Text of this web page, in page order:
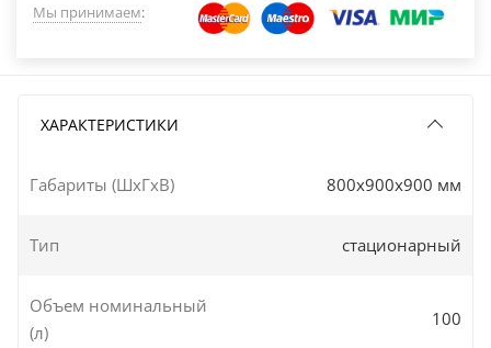
Мы принимаем:
ХАРАКТЕРИСТИКИ
Габариты (ШxГxВ) 800x900x900 мм
Тип стационарный
Объем номинальный
(л)
100